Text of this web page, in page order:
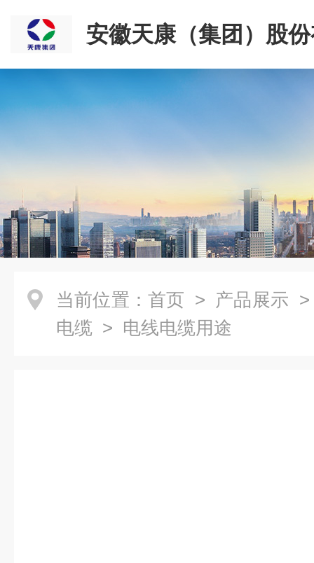
安徽天康（集团）股
司
当前位置： 首页 > 产品展示
电缆 > 电线电缆用途